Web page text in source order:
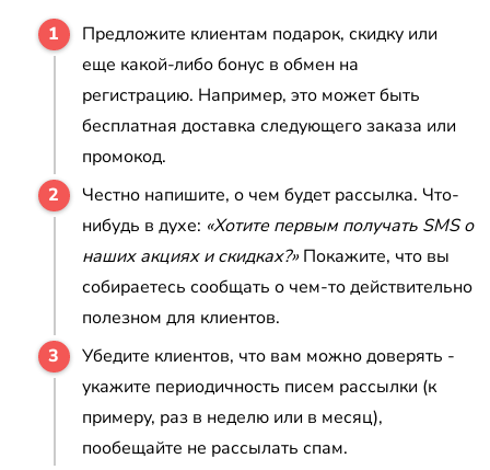
Предложите клиентам подарок, скидку или
еще какой-либо бонус в обмен на
регистрацию. Например, это может быть
бесплатная доставка следующего заказа или
промокод.
Честно напишите, о чем будет рассылка. Что-
нибудь в духе: «Хотите первым получать SMS о
наших акциях и скидках?»Покажите, что вы
собираетесь сообщать о чем-то действительно
полезном для клиентов.
Убедите клиентов, что вам можно доверять -
укажите периодичность писем рассылки (к
примеру, раз в неделю или в месяц),
пообещайте не рассылать спам.